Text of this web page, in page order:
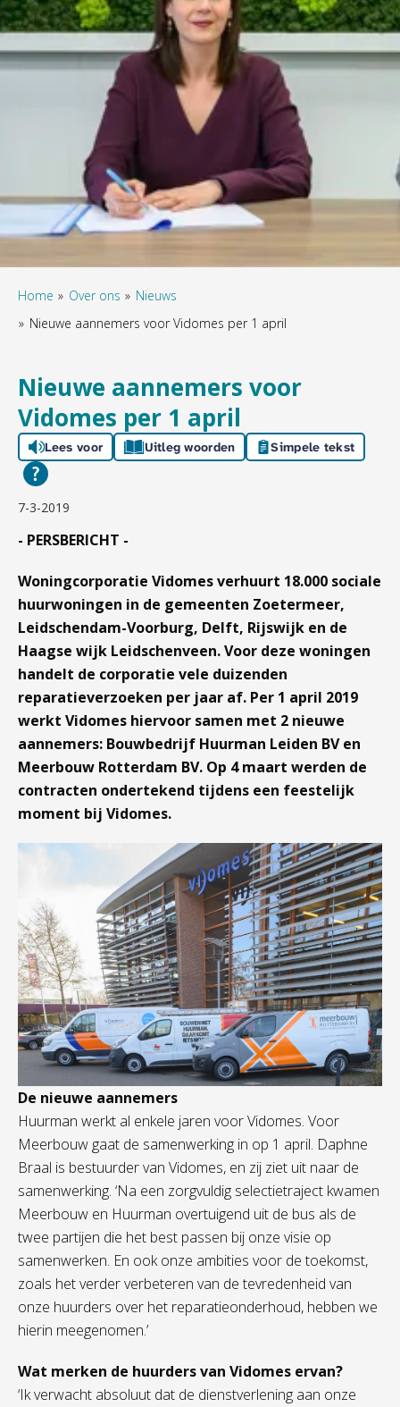
Home Over ons
Nieuws
Nieuwe aannemers voor Vidomes per 1 april
Nieuwe aannemers voor
Vidomes per 1 april
Lees voor Uitleg woorden Simpele tekst
7-3-2019
- PERSBERICHT -
Woningcorporatie Vidomes verhuurt 18.000 sociale
huurwoningen in de gemeenten Zoetermeer,
Leidschendam-Voorburg, Delft, Rijswijk en de
Haagse wijk Leidschenveen. Voor deze woningen
handelt de corporatie vele duizenden
reparatieverzoeken per jaar af. Per 1 april 2019
werkt Vidomes hiervoor samen met 2 nieuwe
aannemers: Bouwbedrijf Huurman Leiden BV en
Meerbouw Rotterdam BV. Op 4 maart werden de
contracten ondertekend tijdens een feestelijk
moment bij Vidomes.
De nieuwe aannemers
Huurman werkt al enkele jaren voor Vidomes. Voor
Meerbouw gaat de samenwerking in op 1 april. Daphne
Braal is bestuurder van Vidomes, en zij ziet uit naar de
samenwerking. ‘Na een zorgvuldig selectietraject kwamen
Meerbouw en Huurman overtuigend uit de bus als de
twee partijen die het best passen bij onze visie op
samenwerken. En ook onze ambities voor de toekomst,
zoals het verder verbeteren van de tevredenheid van
onze huurders over het reparatieonderhoud, hebben we
hierin meegenomen.’
Wat merken de huurders van Vidomes ervan?
‘Ik verwacht absoluut dat de dienstverlening aan onze